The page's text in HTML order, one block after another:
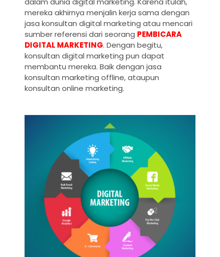
mereka akhirnya menjalin kerja sama dengan
jasa konsultan digital marketing atau mencari
sumber referensi dari seorang PEMBICARA
DIGITAL MARKETING. Dengan begitu,
konsultan digital marketing pun dapat
membantu mereka. Baik dengan jasa
konsultan marketing offline, ataupun
konsultan online marketing.